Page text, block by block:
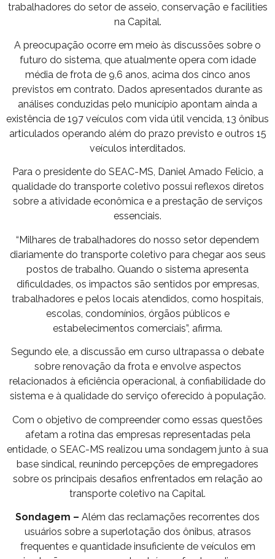
trabalhadores do setor de asseio, conservação e facilities
na Capital.
A preocupação ocorre em meio às discussões sobre o
futuro do sistema, que atualmente opera com idade
média de frota de 9,6 anos, acima dos cinco anos
previstos em contrato. Dados apresentados durante as
análises conduzidas pelo município apontam ainda a
existência de 197 veículos com vida útil vencida, 13 ônibus
articulados operando além do prazo previsto e outros 15
veículos interditados.
Para o presidente do SEAC-MS, Daniel Amado Felicio, a
qualidade do transporte coletivo possui reflexos diretos
sobre a atividade econômica e a prestação de serviços
essenciais.
“Milhares de trabalhadores do nosso setor dependem
diariamente do transporte coletivo para chegar aos seus
postos de trabalho. Quando o sistema apresenta
dificuldades, os impactos são sentidos por empresas,
trabalhadores e pelos locais atendidos, como hospitais,
escolas, condomínios, órgãos públicos e
estabelecimentos comerciais”, afirma.
Segundo ele, a discussão em curso ultrapassa o debate
sobre renovação da frota e envolve aspectos
relacionados à eficiência operacional, à confiabilidade do
sistema e à qualidade do serviço oferecido à população.
Com o objetivo de compreender como essas questões
afetam a rotina das empresas representadas pela
entidade, o SEAC-MS realizou uma sondagem junto à sua
base sindical, reunindo percepções de empregadores
sobre os principais desafios enfrentados em relação ao
transporte coletivo na Capital.
Sondagem – Além das reclamações recorrentes dos
usuários sobre a superlotação dos ônibus, atrasos
frequentes e quantidade insuficiente de veículos em